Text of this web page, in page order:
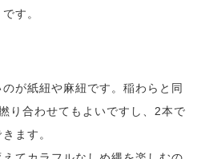
す。
が紙紐や麻紐です。稲わらと同
り合わせてもよいですし、2本で
ます。